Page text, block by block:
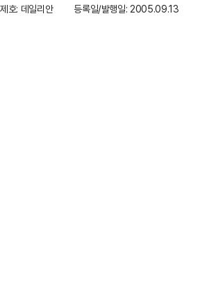
제호: 데일리안
등록일/발행일: 2005.09.13